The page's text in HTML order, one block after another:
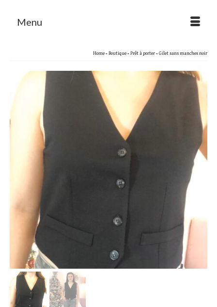
Menu
Home » Boutique » Prêt à porter » Gilet sans manches noir